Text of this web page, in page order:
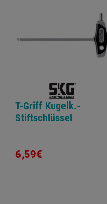
T-Griff Kugelk.-
Stiftschlüssel
6,59€